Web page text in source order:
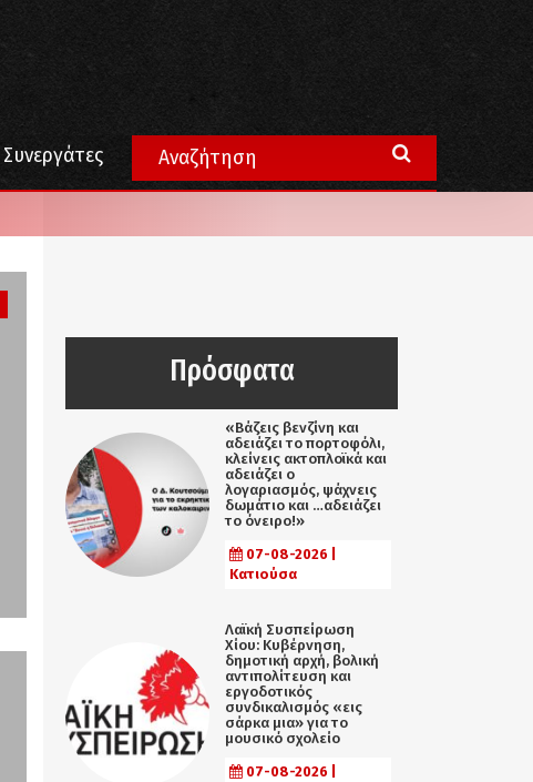
Συνεργάτες
Πρόσφατα
«Βάζεις βενζίνη και
αδειάζει το πορτοφόλι,
κλείνεις ακτοπλοϊκά και
αδειάζει ο
λογαριασμός, ψάχνεις
δωμάτιο και …αδειάζει
το όνειρο!»
07-08-2026 |
Κατιούσα
Λαϊκή Συσπείρωση
Χίου: Κυβέρνηση,
δημοτική αρχή, βολική
αντιπολίτευση και
εργοδοτικός
συνδικαλισμός «εις
σάρκα μια» για το
μουσικό σχολείο
07-08-2026 |